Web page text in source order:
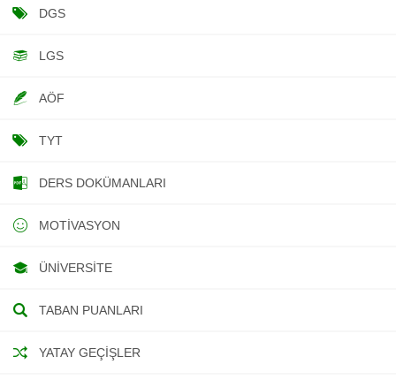
DGS
LGS
AÖF
TYT
DERS DOKÜMANLARI
MOTIVASYON
ÜNIVERSITE
TABAN PUANLARI
YATAY GEÇIŞLER